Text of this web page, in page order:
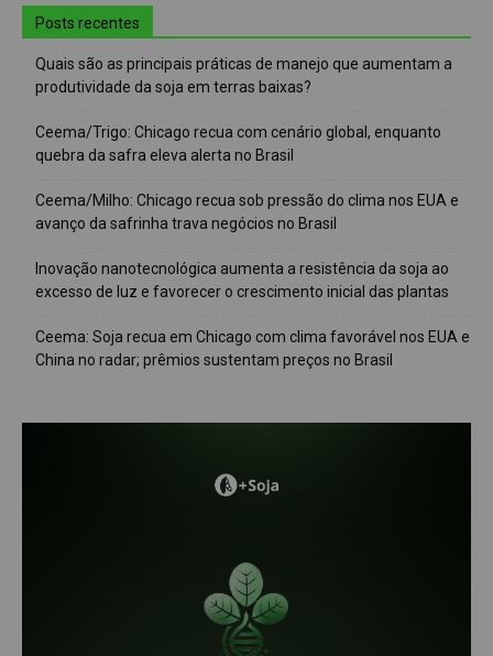
Posts recentes
Quais são as principais práticas de manejo que aumentam a
produtividade da soja em terras baixas?
Ceema/Trigo: Chicago recua com cenário global, enquanto
quebra da safra eleva alerta no Brasil
Ceema/Milho: Chicago recua sob pressão do clima nos EUA e
avanço da safrinha trava negócios no Brasil
Inovação nanotecnológica aumenta a resistência da soja ao
excesso de luz e favorecer o crescimento inicial das plantas
Ceema: Soja recua em Chicago com clima favorável nos EUA e
China no radar; prêmios sustentam preços no Brasil